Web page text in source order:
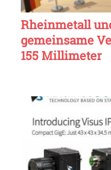
Rheinmetall
gemeinsame
155 Millimeter